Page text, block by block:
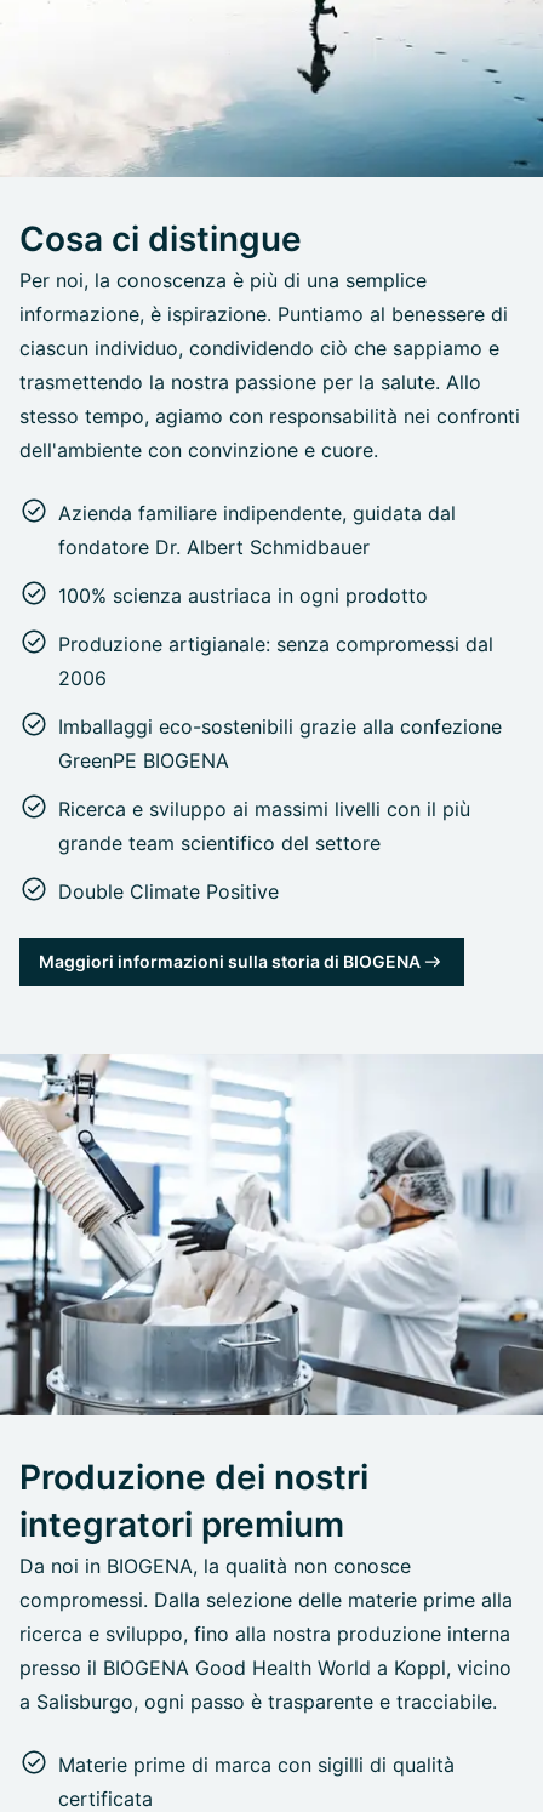
Cosa ci distingue
Per noi, la conoscenza è più di una semplice
informazione, è ispirazione. Puntiamo al benessere di
ciascun individuo, condividendo ciò che sappiamo e
trasmettendo la nostra passione per la salute. Allo
stesso tempo, agiamo con responsabilità nei confronti
dell'ambiente con convinzione e cuore.
Azienda familiare indipendente, guidata dal
fondatore Dr. Albert Schmidbauer
100% scienza austriaca in ogni prodotto
Produzione artigianale: senza compromessi dal
2006
Imballaggi eco-sostenibili grazie alla confezione
GreenPE BIOGENA
Ricerca e sviluppo ai massimi livelli con il più
grande team scientifico del settore
Double Climate Positive
Maggiori informazioni sulla storia di BIOGENA
Produzione dei nostri
integratori premium
Da noi in BIOGENA, la qualità non conosce
compromessi. Dalla selezione delle materie prime alla
ricerca e sviluppo, fino alla nostra produzione interna
presso il BIOGENA Good Health World a Koppl, vicino
a Salisburgo, ogni passo è trasparente e tracciabile.
Materie prime di marca con sigilli di qualità
certificata